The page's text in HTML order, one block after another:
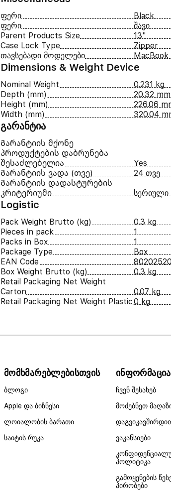
ფერი
Black
ფერი
შავი
Parent Products Size
13"
Case Lock Type
Zipper
თავსებადი მოდელები
MacBook
Dimensions & Weight Device
Nominal Weight
0.231 kg
Depth (mm)
20.32 mm
Height (mm)
226.06
Width (mm)
320.04
გარანტია
Გარანტიის მქონე
პროდუქტების დაბრუნება
შესაძლებელია
Yes
Გარანტიის ვადა (თვე)
24 თვე
Გარანტიის დადასტურების
კრიტერიუმი
სერიული
Logistic
Pack Weight Brutto (kg)
0.3 kg
Pieces in pack
1
Packs in Box
1
Package Type
Box
EAN Code
Box Weight Brutto (kg)
0.3 kg
Retail Packaging Net Weight
Carton
0.07 kg
Retail Packaging Net Weight Plastic0 kg
მომხმარებლებისთვის
ბლოგი
Apple და ბიზნესი
ლოიალობის ბარათი
საიტის რუკა
ინფორმაცია
ჩვენ შესახებ
მოძებნეთ
ვაკანსიები
პოლიტიკა
გამოყენების
პირობები